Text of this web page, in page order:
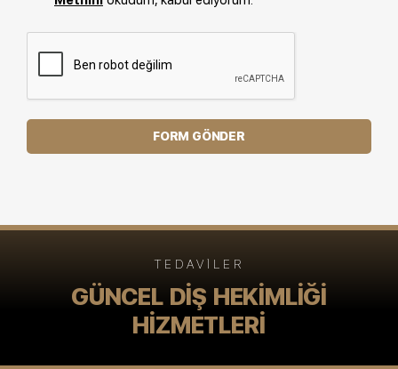
FORM GÖNDER
TEDAVILER
GÜNCEL DIŞ HEKIMLIĞI
HIZMETLERI